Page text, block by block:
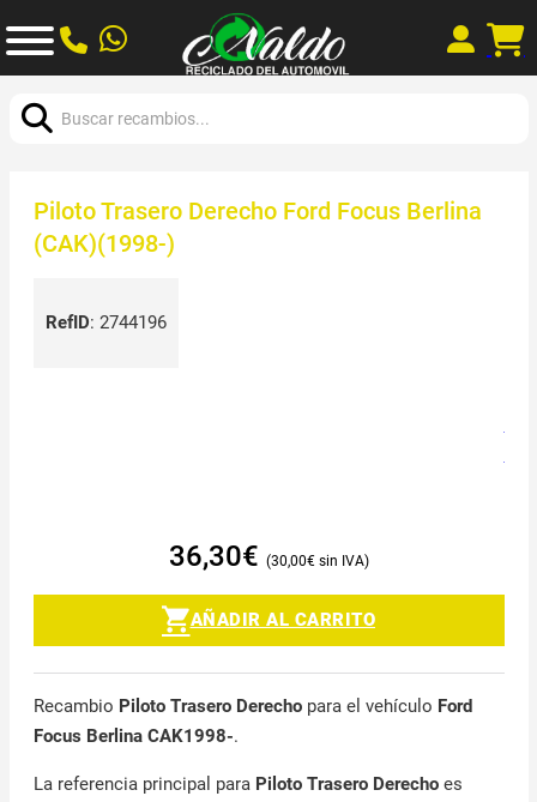
Piloto Trasero Derecho Ford Focus Berlina
(CAK)(1998-)
RefID: 2744196
36,30€ 30,00€
AÑADIR AL CARRITO
Recambio Piloto Trasero Derechopara el vehículo Ford
Focus Berlina CAK1998-.
La referencia principal para Piloto Trasero Derechoes